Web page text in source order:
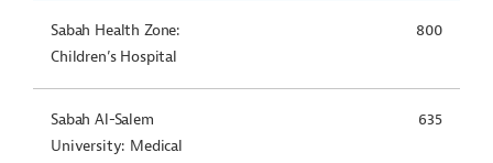
Sabah Health Zone:
Children’s Hospital
800
Sabah Al-Salem
University: Medical
635